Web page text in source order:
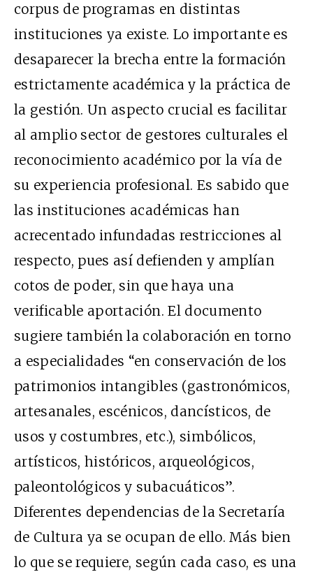
corpus de programas en distintas
instituciones ya existe. Lo importante es
desaparecer la brecha entre la formación
estrictamente académica y la práctica de
la gestión. Un aspecto crucial es facilitar
al amplio sector de gestores culturales el
reconocimiento académico por la vía de
su experiencia profesional. Es sabido que
las instituciones académicas han
acrecentado infundadas restricciones al
respecto, pues así defienden y amplían
cotos de poder, sin que haya una
verificable aportación. El documento
sugiere también la colaboración en torno
a especialidades “en conservación de los
patrimonios intangibles (gastronómicos,
artesanales, escénicos, dancísticos, de
usos y costumbres, etc.), simbólicos,
artísticos, históricos, arqueológicos,
paleontológicos y subacuáticos”.
Diferentes dependencias de la Secretaría
de Cultura ya se ocupan de ello. Más bien
lo que se requiere, según cada caso, es una